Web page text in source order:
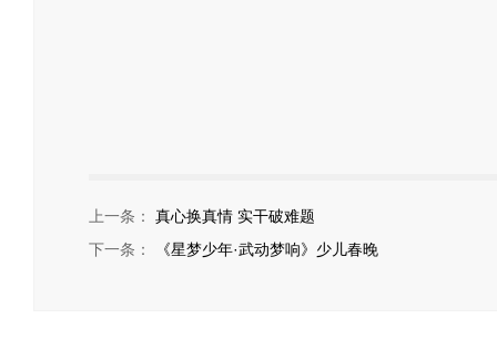
上一条： 真心换真情 实干破难题
下一条：
《星梦少年·武动梦响》少儿春晚